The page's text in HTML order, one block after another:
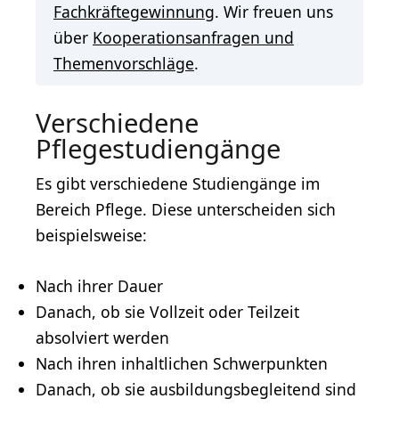
Fachkräftegewinnung. Wir freuen uns
über Kooperationsanfragen und
Themenvorschläge.
Verschiedene
Pflegestudiengänge
Es gibt verschiedene Studiengänge im
Bereich Pflege. Diese unterscheiden sich
beispielsweise:
Nach ihrer Dauer
Danach, ob sie Vollzeit oder Teilzeit
absolviert werden
Nach ihren inhaltlichen Schwerpunkten
Danach, ob sie ausbildungsbegleitend sind